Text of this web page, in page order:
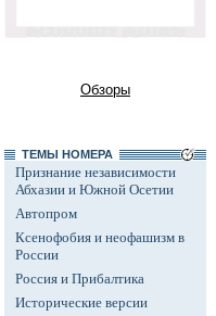
Обзоры
ТЕМЫ НОМЕРА
Признание независимости
Абхазии и Южной Осетии
Автопром
Ксенофобия и неофашизм в
России
Россия и Прибалтика
Исторические версии